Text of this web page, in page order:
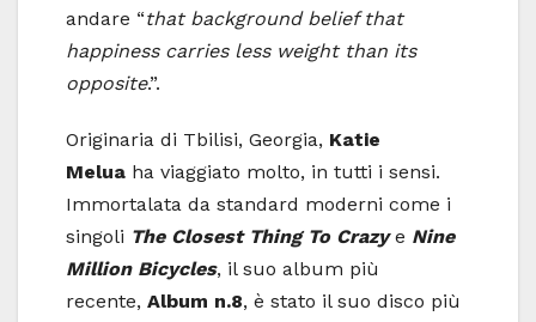
andare “that background belief that
happiness carries less weight than its
opposite.”.
Originaria di Tbilisi, Georgia, Katie
Melua ha viaggiato molto, in tutti i sensi.
Immortalata da standard moderni come i
singoli The Closest Thing To Crazye Nine
Million Bicycles, il suo album più
recente, Album n.8, è stato il suo disco più